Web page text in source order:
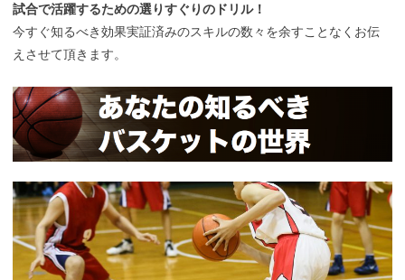
試合で活躍するための選りすぐりのドリル！
今すぐ知るべき効果実証済みのスキルの数々を余すことなくお伝
えさせて頂きます。